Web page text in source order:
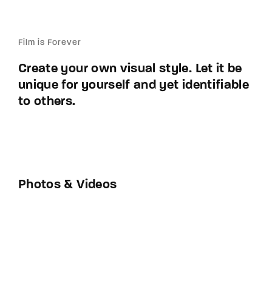
Film is Forever
Create your own visual style. Let it be
unique for yourself and yet identifiable
to others.
Photos & Videos